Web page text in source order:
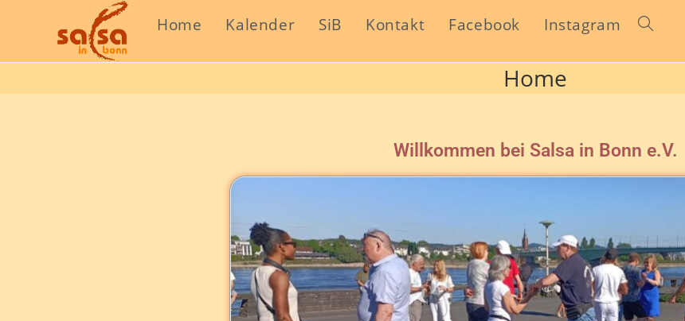
Home Kalender SiB Kontakt Facebook Instagram
Home
Willkommen bei Salsa in Bonn e.V.